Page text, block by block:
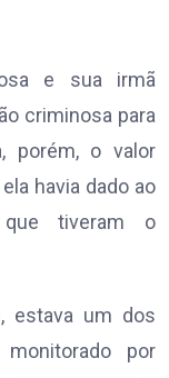
e sua irmã
criminosa para
porém, o valor
havia dado ao
tiveram o
estava um dos
por